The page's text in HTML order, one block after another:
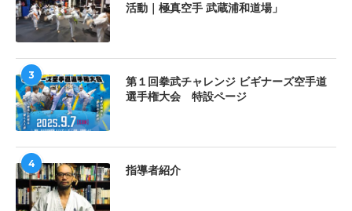
活動｜極真空手 武蔵浦和道場」
3
第１回拳武チャレンジ ビギナーズ空手道
選手権大会 特設ページ
4
指導者紹介